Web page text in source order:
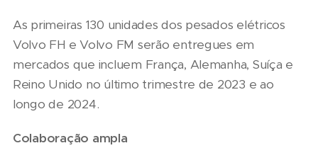
As primeiras 130 unidades dos pesados elétricos
Volvo FH e Volvo FM serão entregues em
mercados que incluem França, Alemanha, Suíça e
Reino Unido no último trimestre de 2023 e ao
longo de 2024.
Colaboração ampla